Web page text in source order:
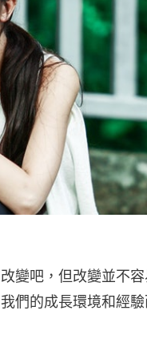
變吧，但改變並不
們的成長環境和經